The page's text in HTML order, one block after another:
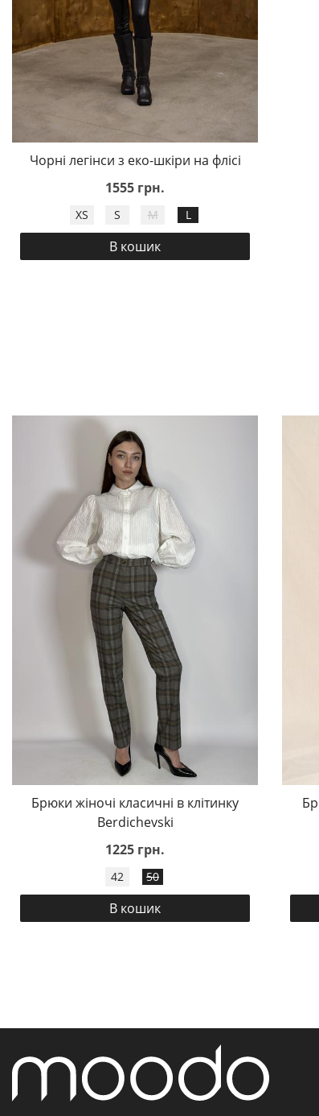
Чорні легінси з еко-шкіри на флісі
1555 грн.
XS S M L
В кошик
Брюки жіночі класичні в клітинку
Berdichevski
1225 грн.
42 50
В кошик